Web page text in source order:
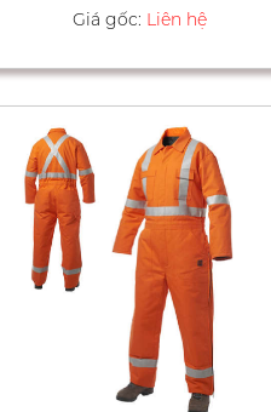
Giá gốc: Liên hệ